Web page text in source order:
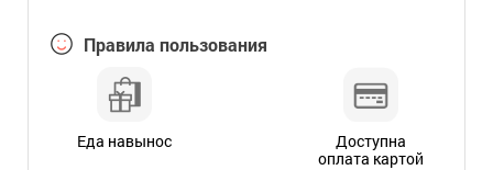
Правила пользования
Еда навынос
Доступна
оплата картой